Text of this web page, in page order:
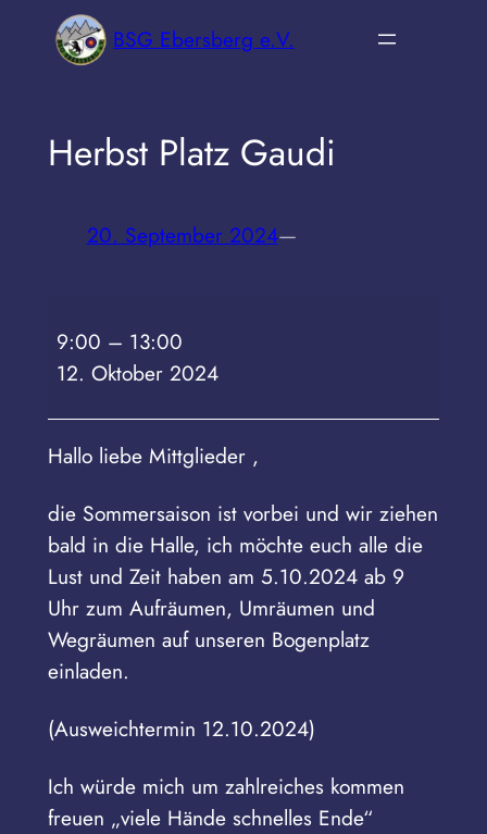
BSG Ebersberg e.V.
Herbst Platz Gaudi
20. September 2024—
Platz
Gaudi
9:00 – 13:00
12. Oktober 2024
Hallo liebe Mittglieder ,
die Sommersaison ist vorbei und wir ziehen
bald in die Halle, ich möchte euch alle die
Lust und Zeit haben am 5.10.2024 ab 9
Uhr zum Aufräumen, Umräumen und
Wegräumen auf unseren Bogenplatz
einladen.
(Ausweichtermin 12.10.2024)
Ich würde mich um zahlreiches kommen
freuen „viele Hände schnelles Ende“